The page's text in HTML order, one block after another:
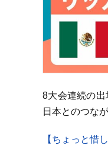
8大会連続の
日本とのつな
【ちょっと惜